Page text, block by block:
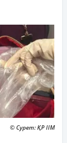
© Сурет: ҚР ІІМ